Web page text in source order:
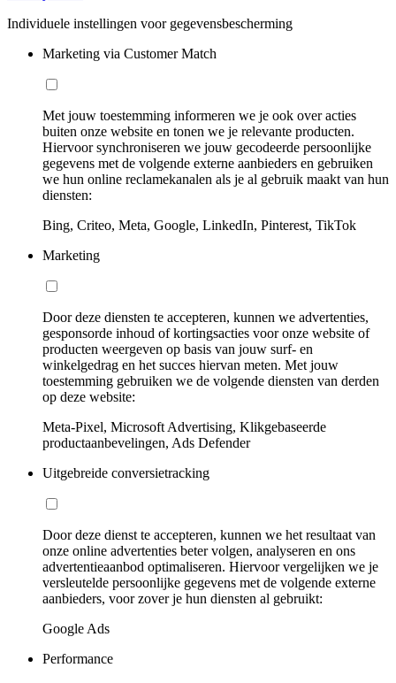
Individuele instellingen voor gegevensbescherming
Marketing via Customer Match
Met jouw toestemming informeren we je ook over acties
buiten onze website en tonen we je relevante producten.
Hiervoor synchroniseren we jouw gecodeerde persoonlijke
gegevens met de volgende externe aanbieders en gebruiken
we hun online reclamekanalen als je al gebruik maakt van hun
diensten:
Bing, Criteo, Meta, Google, LinkedIn, Pinterest, TikTok
Marketing
Door deze diensten te accepteren, kunnen we advertenties,
gesponsorde inhoud of kortingsacties voor onze website of
producten weergeven op basis van jouw surf- en
winkelgedrag en het succes hiervan meten. Met jouw
toestemming gebruiken we de volgende diensten van derden
op deze website:
Meta-Pixel, Microsoft Advertising, Klikgebaseerde
productaanbevelingen, Ads Defender
Uitgebreide conversietracking
Door deze dienst te accepteren, kunnen we het resultaat van
onze online advertenties beter volgen, analyseren en ons
advertentieaanbod optimaliseren. Hiervoor vergelijken we je
versleutelde persoonlijke gegevens met de volgende externe
aanbieders, voor zover je hun diensten al gebruikt:
Google Ads
Performance